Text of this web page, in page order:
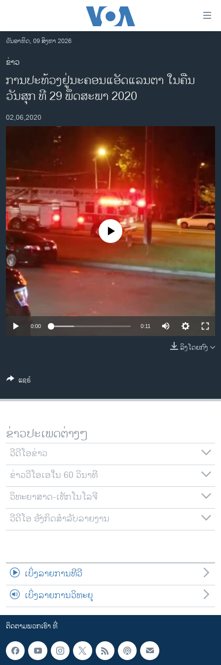
ເຂົ້າ
ຫາ
ຂ້າມ
ຂ້າມ
ຂ້າມ
ໄປ
ຫາ
ຊອກ
ອາເມຣິກາ
ການເລືອກຕັ້ງ ປະທານາທີບໍດີ ສະຫະລັດ 2024
ຂ່າວ​ຈີນ
ອິດສະຫຼະພາບດ້ານການຂ່າວ
ຊີວິດຊາວລາວ
ຊຸມຊົນຊາວລາວ
ວິທະຍາສາດ-ເທັກໂນໂລຈີ
ທຸລະກິດ
ພາສາອັງກິດ
ວີດີໂອ
ສຽງ
ລາຍງານ
ຕິດຕາມພວກເຮົາ ທີ່
ພາສາຕ່າງໆ
ວັນອາທິດ, 09 ສິງຫາ 2026
ຂ່າວ
ການປະທ້ວງຢູ່ນະຄອນແອັດແລນຕາ ໃນຄືນ
ວັນສຸກ ທີ 29 ພຶດສະພາ 2020
02,06,2020
No media source currently available
0:00 0:11
ລິງໂດຍກົງ
ແຊຣ໌
ຂ່າວປະເພດຕ່າງໆ
ວີດີໂອຂ່າວ
ຂ່າວວີໂອເອໃນ 60 ວິນາທີ
ວິທະຍາສາດ-ເທັກໂນໂລຈີ
ວີດີໂອ ອັງກິດສຳລັບລາຍງານ
ເບິ່ງລາຍການທີວີ
ເບິ່ງລາຍການວິທະຍຸ
ຕິດຕາມພວກເຮົາ ທີ່